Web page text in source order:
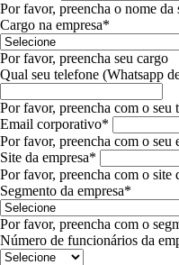
Por favor, preencha o nome da
Cargo na empresa*
Por favor, preencha seu cargo
Qual seu telefone (Whatsapp
Por favor, preencha com o seu
Email corporativo*
Por favor, preencha com o seu
Site da empresa*
Por favor, preencha com o site
Segmento da empresa*
Por favor, preencha com o
Número de funcionários da